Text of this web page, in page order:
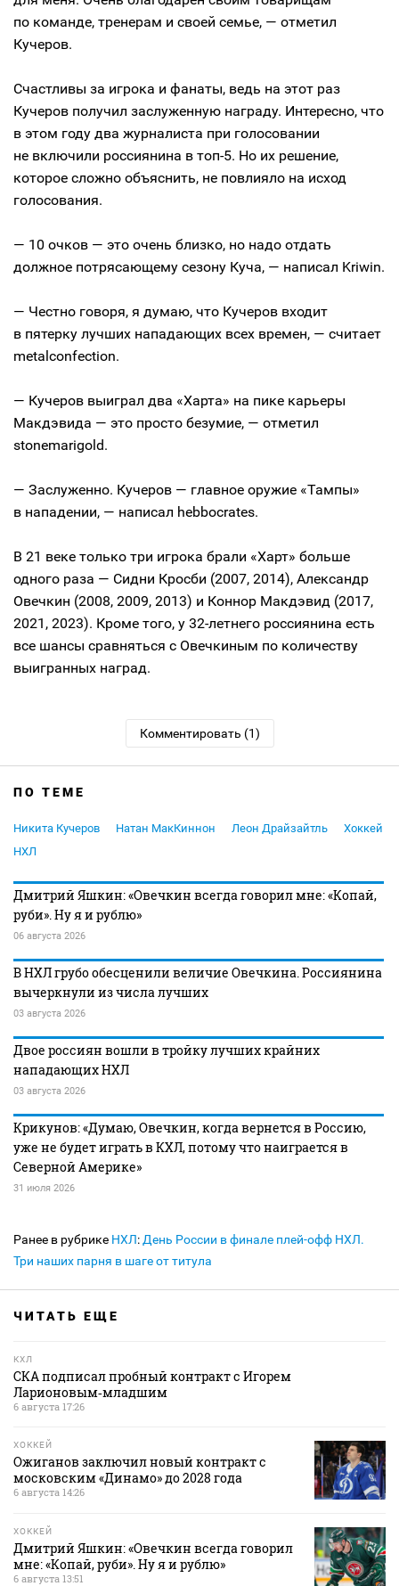
по команде, тренерам и своей семье, — отметил
Кучеров.
Счастливы за игрока и фанаты, ведь на этот раз
Кучеров получил заслуженную награду. Интересно, что
в этом году два журналиста при голосовании
не включили россиянина в топ-5. Но их решение,
которое сложно объяснить, не повлияло на исход
голосования.
— 10 очков — это очень близко, но надо отдать
должное потрясающему сезону Куча, — написал Kriwin.
— Честно говоря, я думаю, что Кучеров входит
в пятерку лучших нападающих всех времен, — считает
metalconfection.
— Кучеров выиграл два «Харта» на пике карьеры
Макдэвида — это просто безумие, — отметил
stonemarigold.
— Заслуженно. Кучеров — главное оружие «Тампы»
в нападении, — написал hebbocrates.
В 21 веке только три игрока брали «Харт» больше
одного раза — Сидни Кросби (2007, 2014), Александр
Овечкин (2008, 2009, 2013) и Коннор Макдэвид (2017,
2021, 2023). Кроме того, у 32-летнего россиянина есть
все шансы сравняться с Овечкиным по количеству
выигранных наград.
Комментировать (1)
ПО ТЕМЕ
Никита Кучеров Натан МакКиннон Леон Драйзайтль
Хоккей
НХЛ
Дмитрий Яшкин: «Овечкин всегда говорил мне: «Копай,
руби». Ну я и рублю»
06 августа 2026
В НХЛ грубо обесценили величие Овечкина. Россиянина
вычеркнули из числа лучших
03 августа 2026
Двое россиян вошли в тройку лучших крайних
нападающих НХЛ
03 августа 2026
Крикунов: «Думаю, Овечкин, когда вернется в Россию,
уже не будет играть в КХЛ, потому что наиграется в
Северной Америке»
31 июля 2026
Ранее в рубрике НХЛ: День России в финале плей-офф НХЛ.
Три наших парня в шаге от титула
ЧИТАТЬ ЕЩЕ
КХЛ
СКА подписал пробный контракт с Игорем
Ларионовым‑младшим
6 августа 17:26
ХОККЕЙ
Ожиганов заключил новый контракт с
московским «Динамо» до 2028 года
6 августа 14:26
ХОККЕЙ
Дмитрий Яшкин: «Овечкин всегда говорил
мне: «Копай, руби». Ну я и рублю»
6 августа 13:51